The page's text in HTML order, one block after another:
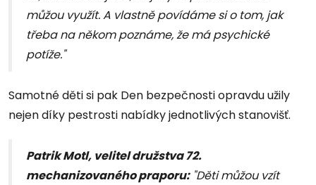
můžou využít. A vlastně povídáme si o tom, jak
třeba na někom poznáme, že má psychické
potíže."
Samotné děti si pak Den bezpečnosti opravdu užily
nejen díky pestrosti nabídky jednotlivých stanovišť.
Patrik Motl, velitel družstva 72.
mechanizovaného praporu:"Děti můžou vzít